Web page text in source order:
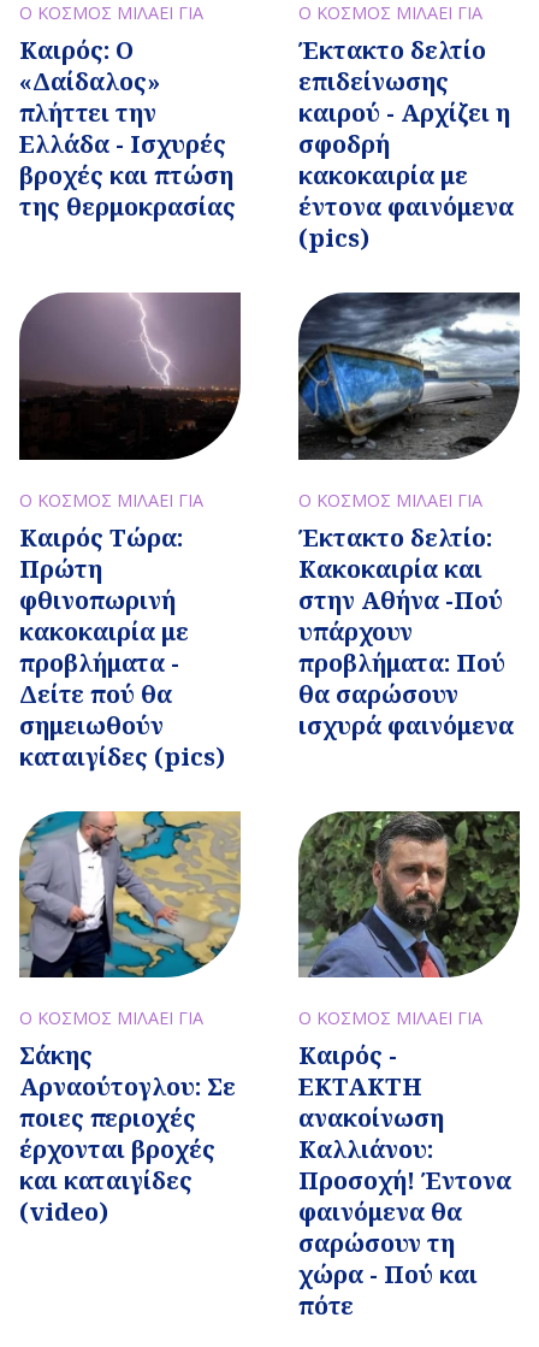
Ο ΚΟΣΜΟΣ ΜΙΛΑΕΙ ΓΙΑ
Καιρός: O
«Δαίδαλος»
πλήττει την
Ελλάδα - Ισχυρές
βροχές και πτώση
της θερμοκρασίας
Ο ΚΟΣΜΟΣ ΜΙΛΑΕΙ ΓΙΑ
Έκτακτο δελτίο
επιδείνωσης
καιρού - Αρχίζει η
σφοδρή
κακοκαιρία με
έντονα φαινόμενα
(pics)
Ο ΚΟΣΜΟΣ ΜΙΛΑΕΙ ΓΙΑ
Καιρός Τώρα:
Πρώτη
φθινοπωρινή
κακοκαιρία με
προβλήματα -
Δείτε πού θα
σημειωθούν
καταιγίδες (pics)
Ο ΚΟΣΜΟΣ ΜΙΛΑΕΙ ΓΙΑ
Έκτακτο δελτίο:
Κακοκαιρία και
στην Αθήνα -Πού
υπάρχουν
προβλήματα: Πού
θα σαρώσουν
ισχυρά φαινόμενα
Ο ΚΟΣΜΟΣ ΜΙΛΑΕΙ ΓΙΑ
Σάκης
Αρναούτογλου: Σε
ποιες περιοχές
έρχονται βροχές
και καταιγίδες
(video)
Ο ΚΟΣΜΟΣ ΜΙΛΑΕΙ ΓΙΑ
Καιρός -
ΕΚΤΑΚΤΗ
ανακοίνωση
Καλλιάνου:
Προσοχή! Έντονα
φαινόμενα θα
σαρώσουν τη
χώρα - Πού και
πότε